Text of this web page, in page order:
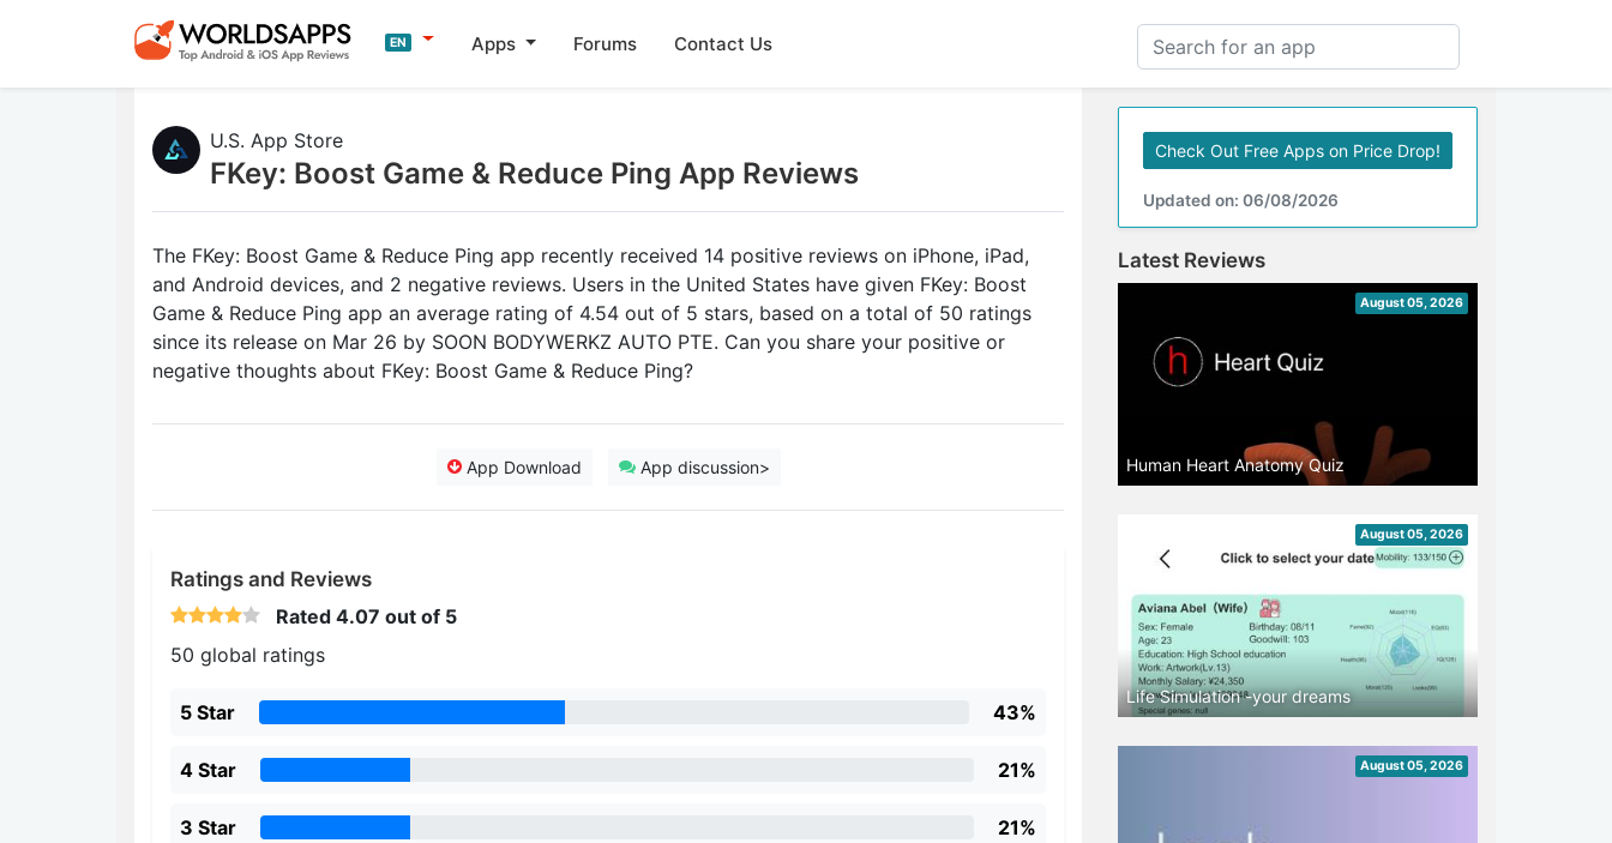
EN Apps Forums Contact Us
U.S. App Store
FKey: Boost Game & Reduce Ping App Reviews
The FKey: Boost Game & Reduce Ping app recently received 14 positive reviews on iPhone, iPad,
and Android devices, and 2 negative reviews. Users in the United States have given FKey: Boost
Game & Reduce Ping app an average rating of 4.54 out of 5 stars, based on a total of 50 ratings
since its release on Mar 26 by SOON BODYWERKZ AUTO PTE. Can you share your positive or
negative thoughts about FKey: Boost Game & Reduce Ping?
App Download App discussion>
Ratings and Reviews
Rated 4.07 out of 5
50 global ratings
5 Star 43%
4 Star 21%
3 Star 21%
Check Out Free Apps on Price Drop!
Updated on: 06/08/2026
Latest Reviews
August 05, 2026
Human Heart Anatomy Quiz
August 05, 2026
Life Simulation -your dreams
August 05, 2026